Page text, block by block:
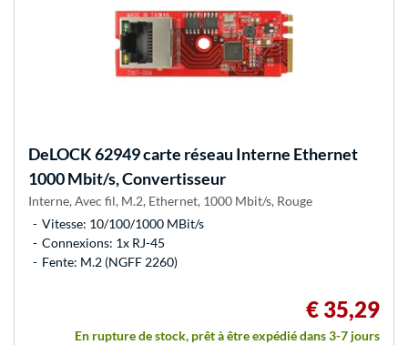
DeLOCK62949 carte réseau Interne Ethernet
1000 Mbit/s, Convertisseur
Interne, Avec fil, M.2, Ethernet, 1000 Mbit/s, Rouge
Vitesse: 10/100/1000 MBit/s
Connexions: 1x RJ-45
Fente: M.2 (NGFF 2260)
€ 35,29
En rupture de stock, prêt à être expédié dans 3-7 jours